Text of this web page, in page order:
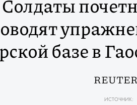
Солдаты
базе в
ИСТОЧНИК: